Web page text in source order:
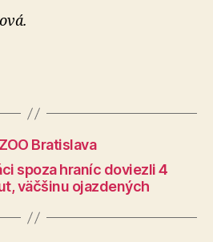
Bratislava
spoza hraníc doviezli 4
väčšinu ojazdených